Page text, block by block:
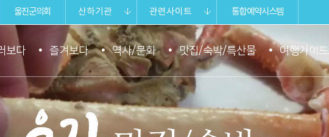
울진군의회 산하기관 관련사이트 통합예약시스템
보다 즐겨보다 역사/문화 맛집/숙박/특산물 여행가이드